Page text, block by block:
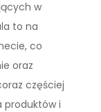
w
to na
co
oraz
częściej
produktów i